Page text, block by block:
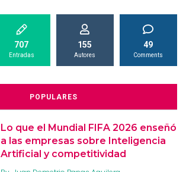
707
Entradas
155
Autores
49
Comments
POPULARES
Lo que el Mundial FIFA 2026 enseñó
a las empresas sobre Inteligencia
Artificial y competitividad